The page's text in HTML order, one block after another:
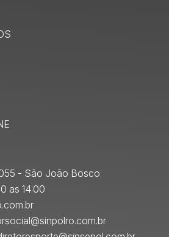
- São João Bosco
as 14:00